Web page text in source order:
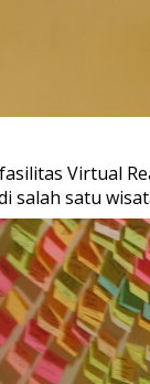
Virtual
salah satu